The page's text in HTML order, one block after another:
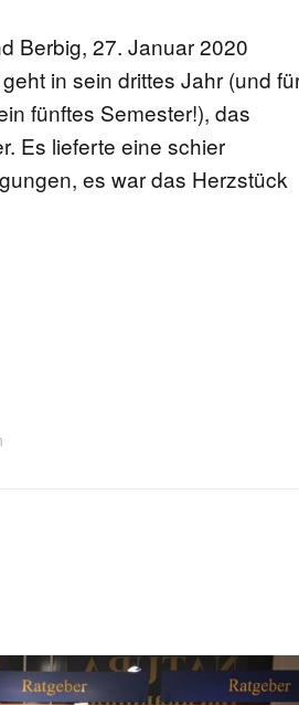
Berbig, 27. Januar 2020
in sein drittes Jahr (und
fünftes Semester!), das
Es lieferte eine schier
es war das Herzstück